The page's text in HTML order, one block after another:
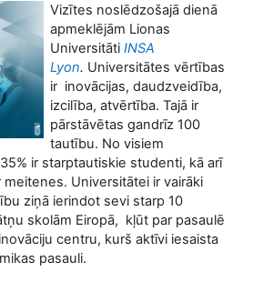
Vizītes noslēdzošajā dienā
apmeklējām Lionas
UniversitātiINSA
Lyon. Universitātes vērtības
ir inovācijas, daudzveidība,
izcilība, atvērtība. Tajā ir
pārstāvētas gandrīz 100
tautību. No visiem
ir starptautiskie studenti, kā arī
Universitātei ir vairāki
ziņā ierindot sevi starp 10
skolām Eiropā, kļūt par pasaulē
centru, kurš aktīvi iesaista
pasauli.